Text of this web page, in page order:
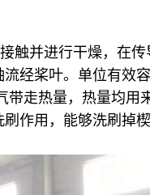
触并进行干燥，在
经桨叶。单位有效
走热量，热量均
作用，能够洗刷掉